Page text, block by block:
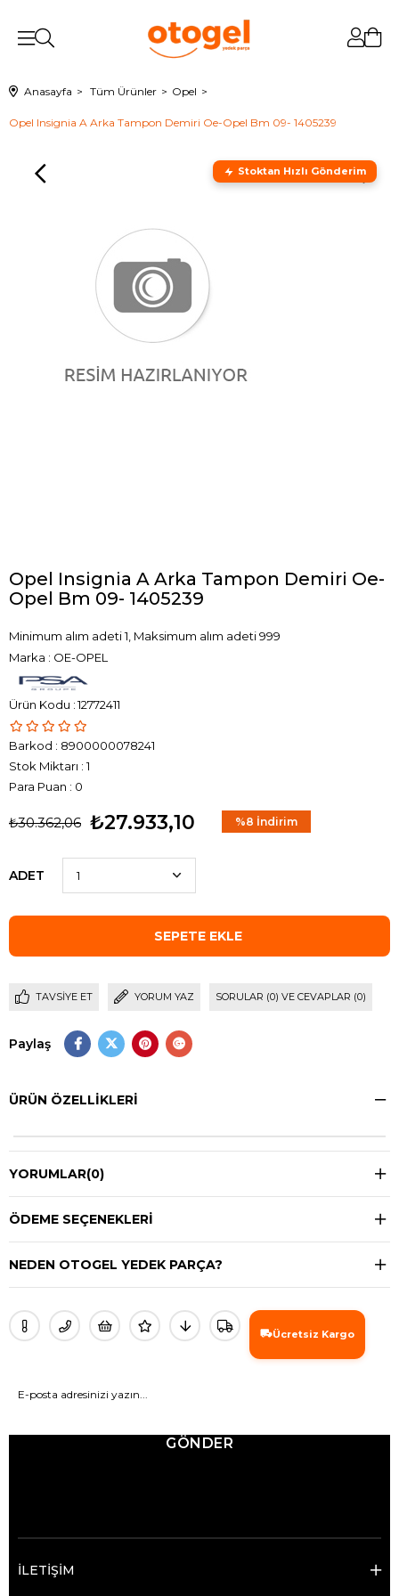
Anasayfa Tüm Ürünler Opel
Opel Insignia A Arka Tampon Demiri Oe-Opel Bm 09- 1405239
Stoktan Hızlı Gönderim
Opel Insignia A Arka Tampon Demiri Oe-
Opel Bm 09- 1405239
Minimum alım adeti 1, Maksimum alım adeti 999
Marka : OE-OPEL
12772411
Barkod : 8900000078241
Stok Miktarı : 1
Para Puan : 0
₺30.362,06 ₺27.933,10 %8 İndirim
ADET
TAVSIYE ET YORUM YAZ SORULAR (0) VE CEVAPLAR (0)
Paylaş
ÜRÜN ÖZELLIKLERI
YORUMLAR(0)
ÖDEME SEÇENEKLERI
NEDEN OTOGEL YEDEK PARÇA?
Ücretsiz Kargo
GÖNDER
İLETİŞİM